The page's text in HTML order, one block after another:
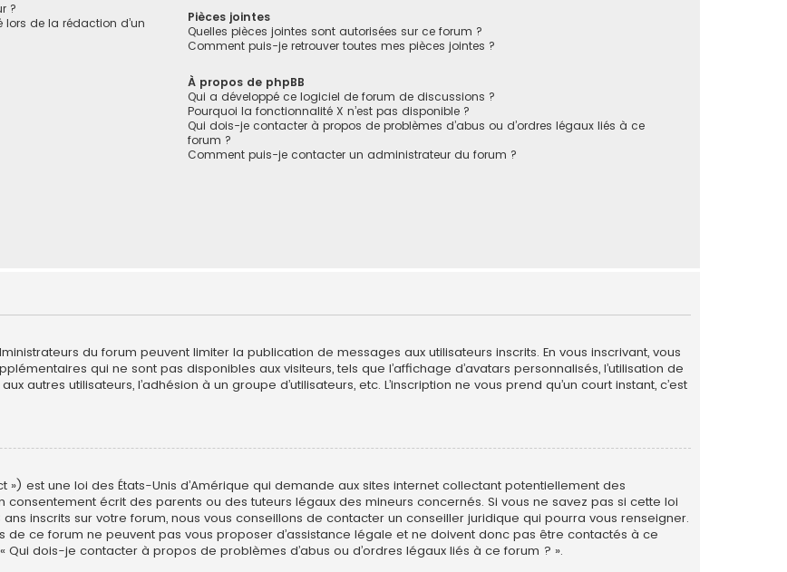
?
lors de la rédaction d’un
Pièces jointes
Quelles pièces jointes sont autorisées sur ce forum ?
Comment puis-je retrouver toutes mes pièces jointes ?
À propos de phpBB
Qui a développé ce logiciel de forum de discussions ?
Pourquoi la fonctionnalité X n’est pas disponible ?
Qui dois-je contacter à propos de problèmes d’abus ou d’ordres légaux liés à ce
forum ?
Comment puis-je contacter un administrateur du forum ?
du forum peuvent limiter la publication de messages aux utilisateurs inscrits. En vous inscrivant, vous
qui ne sont pas disponibles aux visiteurs, tels que l’affichage d’avatars personnalisés, l’utilisation de
autres utilisateurs, l’adhésion à un groupe d’utilisateurs, etc. L’inscription ne vous prend qu’un court instant, c’est
») est une loi des États-Unis d’Amérique qui demande aux sites internet collectant potentiellement des
consentement écrit des parents ou des tuteurs légaux des mineurs concernés. Si vous ne savez pas si cette loi
inscrits sur votre forum, nous vous conseillons de contacter un conseiller juridique qui pourra vous renseigner.
de ce forum ne peuvent pas vous proposer d’assistance légale et ne doivent donc pas être contactés à ce
Qui dois-je contacter à propos de problèmes d’abus ou d’ordres légaux liés à ce forum ? ».